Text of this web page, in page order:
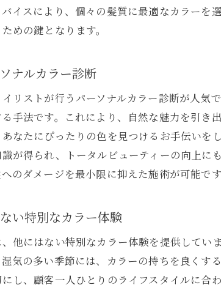
自分に合ったカラース
北九州市で見つける美容室の
髪への優しさを考えたカ
美容業界のプロが提案
カラーリングの技術とそ
プロに任せて理想のヘア
美容室のスタイリストと共に
一人ひとりに合ったカラ
プロの技で叶える理想
カラーとスタイリング
美容室でのトータルビュ
イスにより、個々の髪質に最適なカラー
めの鍵となります。
ナルカラー診断
リストが行うパーソナルカラー診断が人
手法です。これにより、自然な魅力を引
なたにぴったりの色を見つけるお手伝い
が得られ、トータルビューティーの向上
のダメージを最小限に抑えた施術が可能です
い特別なカラー体験
他にはない特別なカラー体験を提供して
気の多い季節には、カラーの持ちを良くす
し、顧客一人ひとりのライフスタイルに